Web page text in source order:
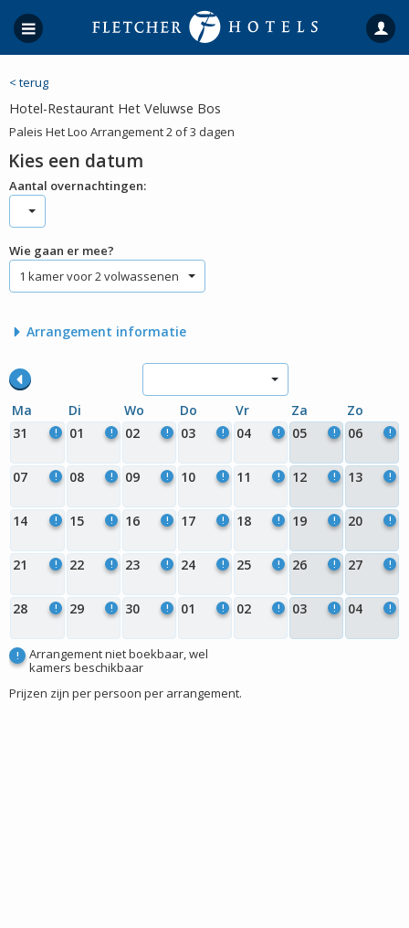
< terug
Hotel-Restaurant Het Veluwse Bos
Paleis Het Loo Arrangement 2 of 3 dagen
Kies een datum
Aantal overnachtingen:
Wie gaan er mee?
1 kamer voor 2 volwassenen
Arrangement informatie
Ma Di Wo Do Vr Za
Zo
31
! 01 ! 02 ! 03 ! 04 ! 05 ! 06 !
07 ! 08 ! 09 ! 10 ! 11 ! 12 ! 13 !
14 ! 15 ! 16 ! 17 ! 18 ! 19 ! 20 !
21 ! 22 ! 23 ! 24 ! 25 ! 26 ! 27 !
28 ! 29 ! 30 ! 01 ! 02 ! 03 ! 04 !
!
Arrangement niet boekbaar, wel
kamers beschikbaar
Prijzen zijn per persoon per arrangement.